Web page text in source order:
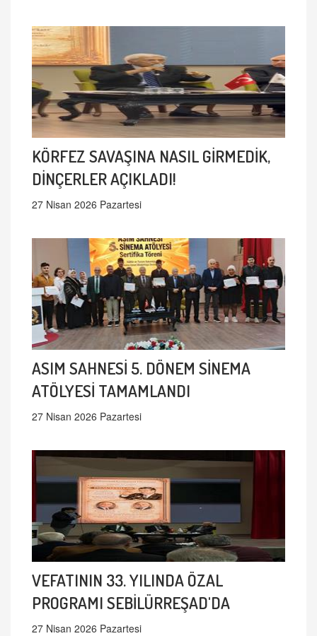
KÖRFEZ SAVAŞINA NASIL GİRMEDİK,
DİNÇERLER AÇIKLADI!
27 Nisan 2026 Pazartesi
ASIM SAHNESİ 5. DÖNEM SİNEMA
ATÖLYESİ TAMAMLANDI
27 Nisan 2026 Pazartesi
VEFATININ 33. YILINDA ÖZAL
PROGRAMI SEBİLÜRREŞAD'DA
27 Nisan 2026 Pazartesi